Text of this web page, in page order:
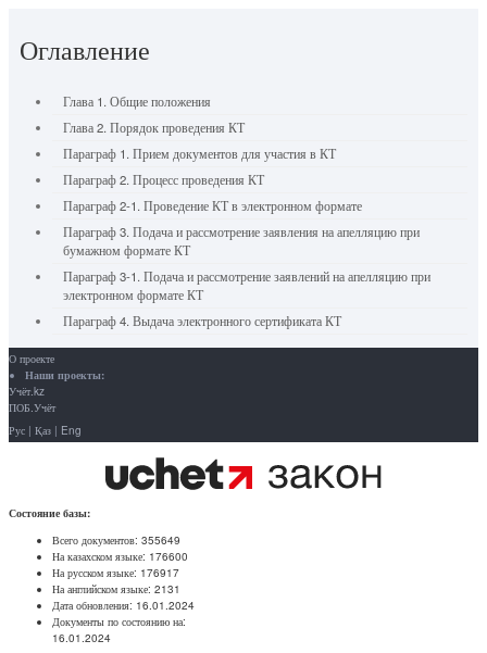
Оглавление
Глава 1. Общие положения
Глава 2. Порядок проведения КТ
Параграф 1. Прием документов для участия в КТ
Параграф 2. Процесс проведения КТ
Параграф 2-1. Проведение КТ в электронном формате
Параграф 3. Подача и рассмотрение заявления на апелляцию при
бумажном формате КТ
Параграф 3-1. Подача и рассмотрение заявлений на апелляцию при
электронном формате КТ
Параграф 4. Выдача электронного сертификата КТ
О проекте
Наши проекты:
Учёт.kz
ПОБ.Учёт
Рус | Қаз | Eng
Состояние базы:
Всего документов: 355649
На казахском языке: 176600
На русском языке: 176917
На английском языке: 2131
Дата обновления: 16.01.2024
Документы по состоянию на:
16.01.2024